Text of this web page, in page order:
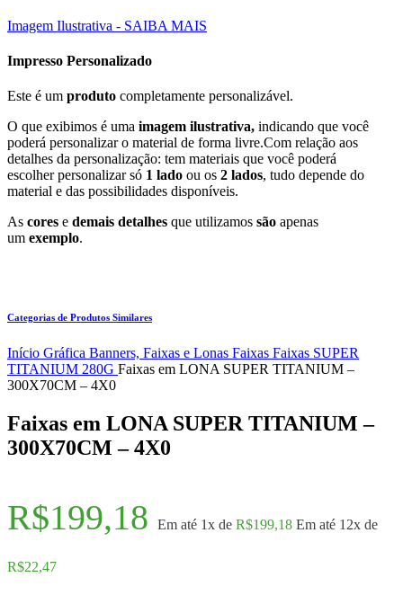
Imagem Ilustrativa - SAIBA MAIS
Impresso Personalizado
Este é um produto completamente personalizável.
O que exibimos é uma imagem ilustrativa, indicando que você
poderá personalizar o material de forma livre.Com relação aos
detalhes da personalização: tem materiais que você poderá
escolher personalizar só 1 lado ou os 2 lados, tudo depende do
material e das possibilidades disponíveis.
As cores e demais detalhes que utilizamos são apenas
um exemplo.
Categorias de Produtos Similares
Início Gráfica Banners, Faixas e Lonas Faixas Faixas SUPER
TITANIUM 280G Faixas em LONA SUPER TITANIUM –
300X70CM – 4X0
Faixas em LONA SUPER TITANIUM –
300X70CM – 4X0
R$199,18 Em até 1x de R$199,18 Em até 12x de
R$22,47